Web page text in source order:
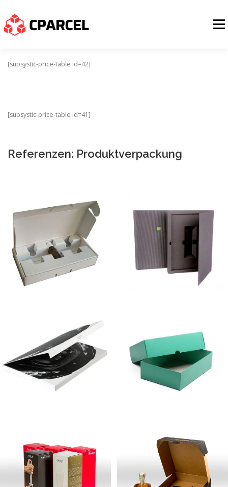
Inhalt
springen
Menü
SAMPLE SAMMELN
[supsystic-price-table id=42]
[supsystic-price-table id=41]
Referenzen: Produktverpackung